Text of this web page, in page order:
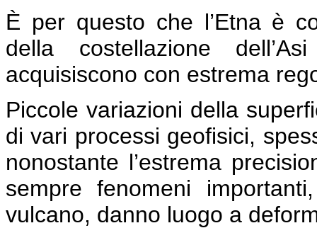
È per questo che l’Etna è
della costellazione
acquisiscono con estrema
Piccole variazioni della
di vari processi geofisici,
nonostante l’estrema
sempre fenomeni
vulcano, danno luogo a